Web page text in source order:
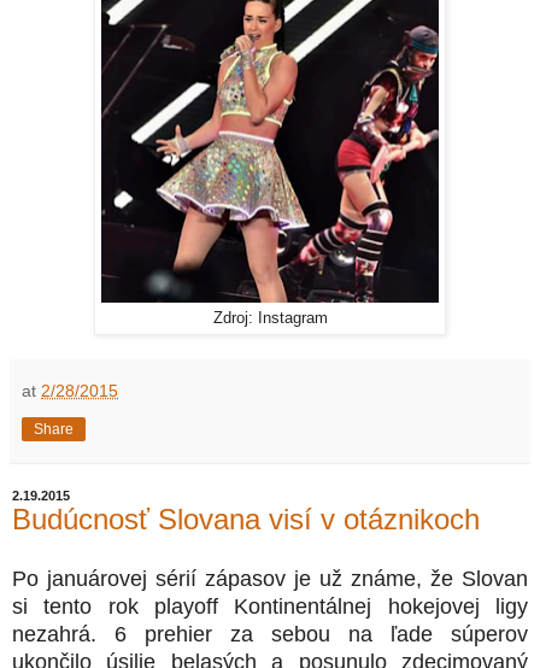
Zdroj: Instagram
at 2/28/2015
Share
2.19.2015
Budúcnosť Slovana visí v otáznikoch
Po januárovej sérií zápasov je už známe, že Slovan
si tento rok playoff Kontinentálnej hokejovej ligy
nezahrá. 6 prehier za sebou na ľade súperov
ukončilo úsilie belasých a posunulo zdecimovaný